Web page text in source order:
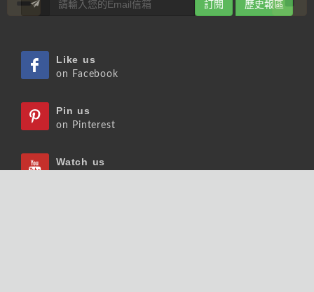
訂閱 歷史報區
Like us
on Facebook
Pin us
on Pinterest
Watch us